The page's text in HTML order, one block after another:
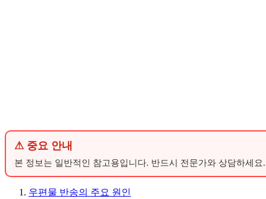
⚠ 중요 안내
본 정보는 일반적인 참고용입니다. 반드시 전문가와 상담하세요.
우편물 반송의 주요 원인